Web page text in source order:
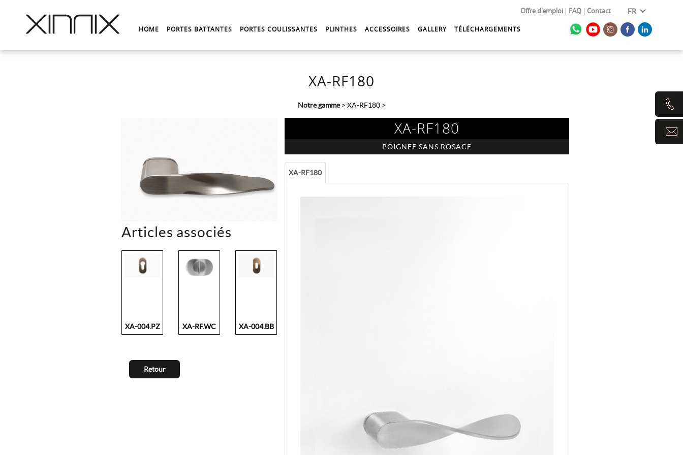
FR
Offre d'emploi FAQ Contact
HOME PORTES BATTANTES PORTES COULISSANTES PLINTHES ACCESSOIRES GALLERY TÉLÉCHARGEMENTS
XA-RF180
Notre gamme> XA-RF180>
Articles associés
XA-004.PZ XA-RF.WC XA-004.BB
Retour
XA-RF180
POIGNEE SANS ROSACE
XA-RF180